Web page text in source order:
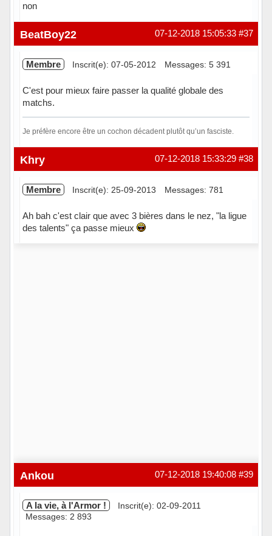
non
Hors ligne #37
07-12-2018 15:05:33
BeatBoy22
Membre Inscrit(e): 07-05-2012 Messages: 5 391
C'est pour mieux faire passer la qualité globale des
matchs.
Je préfère encore être un cochon décadent plutôt qu’un fasciste.
Hors ligne #38
07-12-2018 15:33:29
Khry
Membre Inscrit(e): 25-09-2013 Messages: 781
Ah bah c'est clair que avec 3 bières dans le nez, "la ligue
des talents" ça passe mieux
#39
07-12-2018 19:40:08
Ankou
A la vie, à l'Armor !
Inscrit(e): 02-09-2011
Messages: 2 893